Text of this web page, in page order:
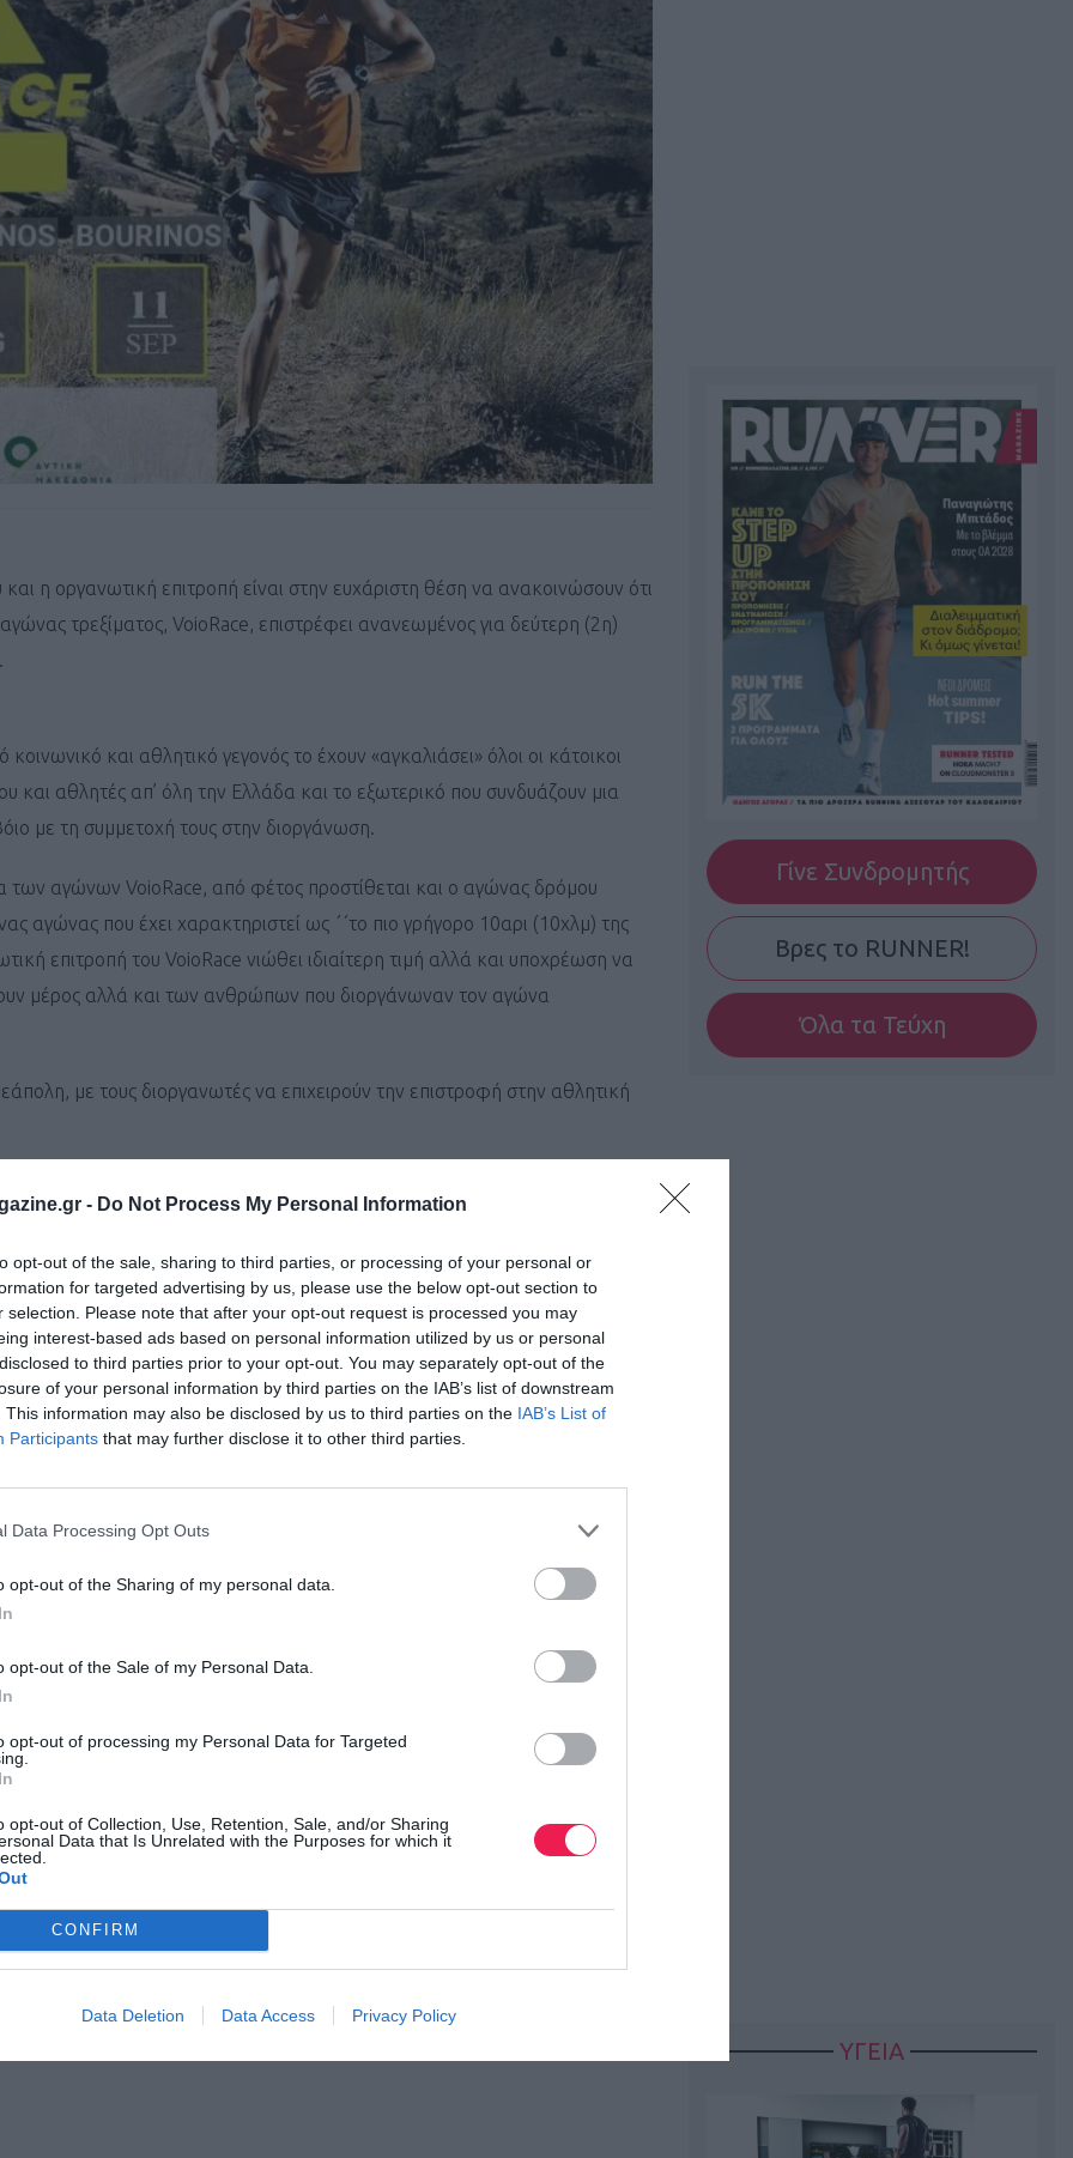
- Do Not Process My Personal Information
opt-out of the sale, sharing to third parties, or processing of your personal or
for targeted advertising by us, please use the below opt-out section to
selection. Please note that after your opt-out request is processed you may
interest-based ads based on personal information utilized by us or personal
to third parties prior to your opt-out. You may separately opt-out of the
of your personal information by third parties on the IAB’s list of downstream
This information may also be disclosed by us to third parties on the IAB’s List of
Participants that may further disclose it to other third parties.
Data Processing Opt Outs
opt-out of the Sharing of my personal data.
opt-out of the Sale of my Personal Data.
opt-out of processing my Personal Data for Targeted
opt-out of Collection, Use, Retention, Sale, and/or Sharing
Data that Is Unrelated with the Purposes for which it
CONFIRM
Data Deletion Data Access Privacy Policy
η οργανωτική επιτροπή είναι στην ευχάριστη θέση να ανακοινώσουν ότι
τρεξίματος, VoioRace, επιστρέφει ανανεωμένος για δεύτερη (2η)
και αθλητικό γεγονός το έχουν «αγκαλιάσει» όλοι οι κάτοικοι
και αθλητές απ’ όλη την Ελλάδα και το εξωτερικό που συνδυάζουν μια
με τη συμμετοχή τους στην διοργάνωση.
των αγώνων VoioRace, από φέτος προστίθεται και ο αγώνας δρόμου
αγώνας που έχει χαρακτηριστεί ως ΄΄το πιο γρήγορο 10αρι (10χλμ) της
επιτροπή του VoioRace νιώθει ιδιαίτερη τιμή αλλά και υποχρέωση να
μέρος αλλά και των ανθρώπων που διοργάνωναν τον αγώνα
με τους διοργανωτές να επιχειρούν την επιστροφή στην αθλητική
10χλμ.)
19χλμ.)
όλο και περισσοτέρων ανθρώπων να βιώσουν ξεχωριστές
εξαιρετικές τοποθεσίες, σχεδιάσαμε ένα διαφορετικό
και νοσταλγία, οπότε δέσμευση μας είναι να επιστρατεύσουμε τη
εκείνους που θα ζήσουν τη φετινή διοργάνωση.
σελίδα
τον κόσμο στοGoogleNews του Runnermagazine
Γίνε Συνδρομητής
Βρες το RUNNER!
Όλα τα Τεύχη
ΥΓΕΙΑ